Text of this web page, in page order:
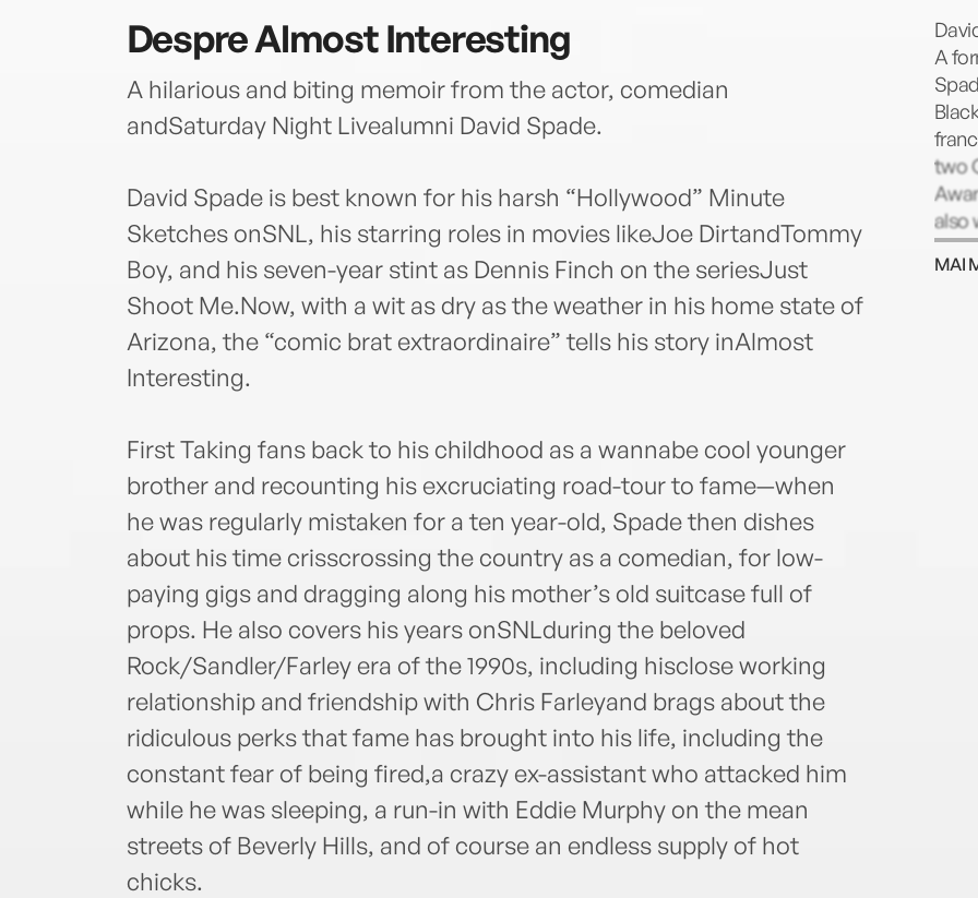
DespreAlmost Interesting
A hilarious and biting memoir from the actor, comedian
andSaturday Night Livealumni David Spade.
David Spade is best known for his harsh “Hollywood” Minute
Sketches onSNL, his starring roles in movies likeJoe DirtandTommy
Boy, and his seven-year stint as Dennis Finch on the seriesJust
Shoot Me.Now, with a wit as dry as the weather in his home state of
Arizona, the “comic brat extraordinaire” tells his story inAlmost
Interesting.
First Taking fans back to his childhood as a wannabe cool younger
brother and recounting his excruciating road-tour to fame—when
he was regularly mistaken for a ten year-old, Spade then dishes
about his time crisscrossing the country as a comedian, for low-
paying gigs and dragging along his mother’s old suitcase full of
props. He also covers his years onSNLduring the beloved
Rock/Sandler/Farley era of the 1990s, including hisclose working
relationship and friendship with Chris Farleyand brags about the
ridiculous perks that fame has brought into his life, including the
constant fear of being fired,a crazy ex-assistant who attacked him
while he was sleeping, a run-in with Eddie Murphy on the mean
streets of Beverly Hills, and of course an endless supply of hot
chicks.
A
two
also
of.
MAI